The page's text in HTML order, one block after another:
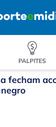
PALPITES
fecham